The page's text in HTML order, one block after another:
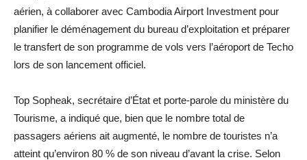
aérien, à collaborer avec Cambodia Airport Investment pour
planifier le déménagement du bureau d’exploitation et préparer
le transfert de son programme de vols vers l’aéroport de Techo
lors de son lancement officiel.
Top Sopheak, secrétaire d’État et porte-parole du ministère du
Tourisme, a indiqué que, bien que le nombre total de
passagers aériens ait augmenté, le nombre de touristes n’a
atteint qu’environ 80 % de son niveau d’avant la crise. Selon